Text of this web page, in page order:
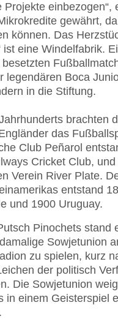
einbezogen“,
gewährt,
können. Das
eine Windelfabrik.
legendären Boca
in die Stiftung.
brachten
das
Club Peñarol
Cricket Club,
Verein River Plate.
entstand
und 1900 Uruguay.
Pinochets stand
Sowjetunion
zu spielen, kurz
der politisch
Die Sowjetunion
in einem Geisterspiel